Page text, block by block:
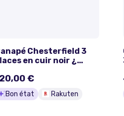
Chesterfield 3
en cuir noir ¿
€
Bon état Rakuten